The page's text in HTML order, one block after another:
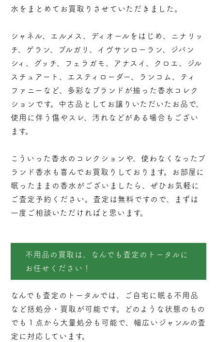
水をまとめてお買取りさせていただきました。
シャネル、エルメス、ディオールをはじめ、ニナリッ
チ、ゲラン、ブルガリ、イヴサンローラン、ジバン
シィ、グッチ、フェラガモ、アナスイ、クロエ、ジル
スチュアート、エスティローダー、ランコム、ティ
ファニーなど、多彩なブランドが揃った香水コレク
ションです。中古品としてお譲りいただいたお品で、
使用に伴う傷やスレ、汚れなどがある場合もござい
ます。
こういった香水のコレクションや、使わなくなったブ
ランド香水も喜んでお買取りしております。お部屋に
眠ったままの香水がございましたら、ぜひお気軽に
ご査定予約ください。査定は無料ですので、まずは
一度ご相談いただければと思います。
不用品の買取は、なんでも査定のトータルに
お任せください！
なんでも査定のトータルでは、ご自宅に眠る不用品
など括処分・ 買取 が可能です。どのような状態のもの
でも１点から大量処分も可能で、幅広いジャンルの査
定に対応しています。